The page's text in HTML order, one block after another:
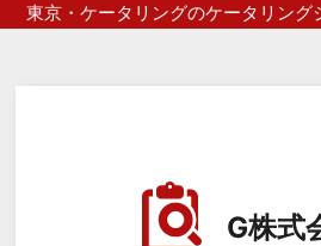
東京・ケータリングのケータリング
G株式